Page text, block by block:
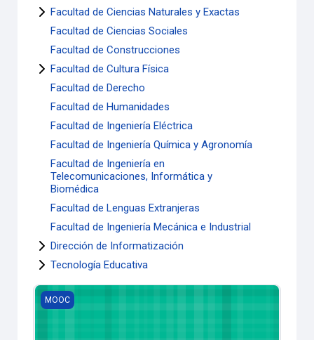
Facultad de Ciencias Naturales y Exactas
Facultad de Ciencias Sociales
Facultad de Construcciones
Facultad de Cultura Física
Facultad de Derecho
Facultad de Humanidades
Facultad de Ingeniería Eléctrica
Facultad de Ingeniería Química y Agronomía
Facultad de Ingeniería en
Telecomunicaciones, Informática y
Biomédica
Facultad de Lenguas Extranjeras
Facultad de Ingeniería Mecánica e Industrial
Dirección de Informatización
Tecnología Educativa
La Inteligencia Artificial en MOODLE
MOOC